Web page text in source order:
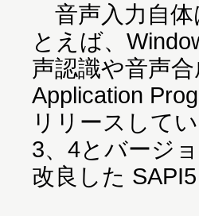
音声入力自体
とえば、
声認識や音声
Application
リリースして
3、4とバージ
改良した